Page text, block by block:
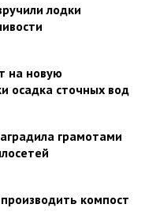
лодки
на новую
осадка сточных вод
грамотами
компост